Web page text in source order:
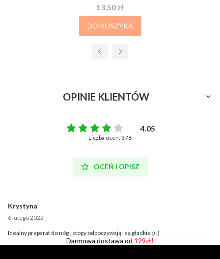
Cena
13,50 zł
DO KOSZYKA
OPINIE KLIENTÓW
4.05
Liczba ocen: 376
OCEŃ I OPISZ
Krystyna
6 lutego 2022
Idealny preparat do nóg , stopy odpoczywają i są gładkie :) :)
Darmowa dostawa od 129zł!